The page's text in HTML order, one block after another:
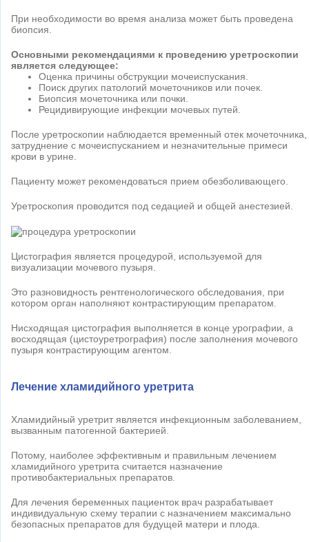
При необходимости во время анализа может быть проведена
биопсия.
Основными рекомендациями к проведению уретроскопии
является следующее:
Оценка причины обструкции мочеиспускания.
Поиск других патологий мочеточников или почек.
Биопсия мочеточника или почки.
Рецидивирующие инфекции мочевых путей.
После уретроскопии наблюдается временный отек мочеточника,
затруднение с мочеиспусканием и незначительные примеси
крови в урине.
Пациенту может рекомендоваться прием обезболивающего.
Уретроскопия проводится под седацией и общей анестезией.
Цистография является процедурой, используемой для
визуализации мочевого пузыря.
Это разновидность рентгенологического обследования, при
котором орган наполняют контрастирующим препаратом.
Нисходящая цистография выполняется в конце урографии, а
восходящая (цистоуретрография) после заполнения мочевого
пузыря контрастирующим агентом.
Лечение хламидийного уретрита
Хламидийный уретрит является инфекционным заболеванием,
вызванным патогенной бактерией.
Потому, наиболее эффективным и правильным лечением
хламидийного уретрита считается назначение
противобактериальных препаратов.
Для лечения беременных пациенток врач разрабатывает
индивидуальную схему терапии с назначением максимально
безопасных препаратов для будущей матери и плода.